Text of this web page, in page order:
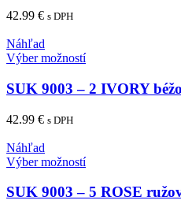
môžete
vybrať
na
stránke
42.99 € s DPH
Náhľad
Výber možnostíTento
má
viacero
môžete
vybrať
na
stránke
SUK 9003 – 2 IVORY
42.99 € s DPH
Náhľad
Výber možnostíTento
má
SUK 9003 – 5 ROSE